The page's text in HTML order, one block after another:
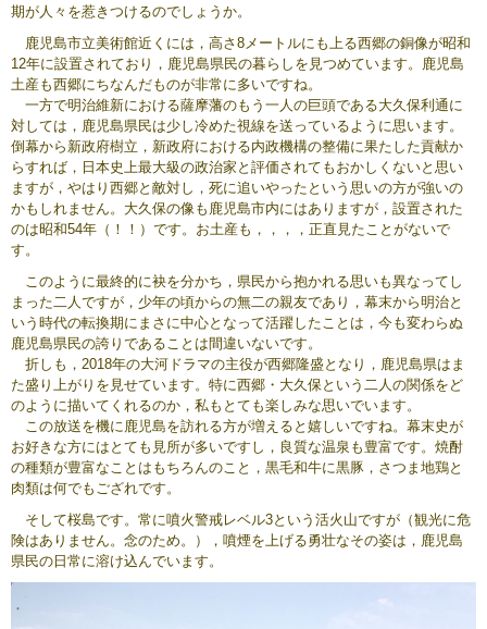
期が人々を惹きつけるのでしょうか。
鹿児島市立美術館近くには，高さ8メートルにも上る西郷の銅像が昭和
12年に設置されており，鹿児島県民の暮らしを見つめています。鹿児島
土産も西郷にちなんだものが非常に多いですね。
一方で明治維新における薩摩藩のもう一人の巨頭である大久保利通に
対しては，鹿児島県民は少し冷めた視線を送っているように思います。
倒幕から新政府樹立，新政府における内政機構の整備に果たした貢献か
らすれば，日本史上最大級の政治家と評価されてもおかしくないと思い
ますが，やはり西郷と敵対し，死に追いやったという思いの方が強いの
かもしれません。大久保の像も鹿児島市内にはありますが，設置された
のは昭和54年（！！）です。お土産も，，，，正直見たことがないで
す。
このように最終的に袂を分かち，県民から抱かれる思いも異なってし
まった二人ですが，少年の頃からの無二の親友であり，幕末から明治と
いう時代の転換期にまさに中心となって活躍したことは，今も変わらぬ
鹿児島県民の誇りであることは間違いないです。
折しも，2018年の大河ドラマの主役が西郷隆盛となり，鹿児島県はま
た盛り上がりを見せています。特に西郷・大久保という二人の関係をど
のように描いてくれるのか，私もとても楽しみな思いでいます。
この放送を機に鹿児島を訪れる方が増えると嬉しいですね。幕末史が
お好きな方にはとても見所が多いですし，良質な温泉も豊富です。焼酎
の種類が豊富なことはもちろんのこと，黒毛和牛に黒豚，さつま地鶏と
肉類は何でもござれです。
そして桜島です。常に噴火警戒レベル3という活火山ですが（観光に危
険はありません。念のため。），噴煙を上げる勇壮なその姿は，鹿児島
県民の日常に溶け込んでいます。